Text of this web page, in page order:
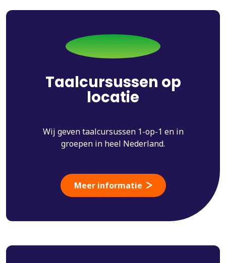
Taalcursussen op
locatie
Wij geven taalcursussen 1-op-1 en in
groepen in heel Nederland.
Meer informatie